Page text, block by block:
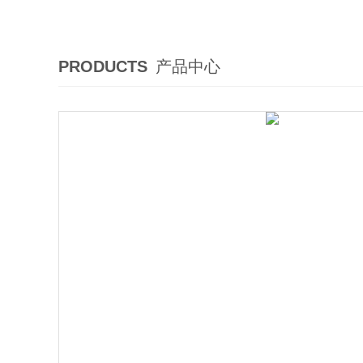
PRODUCTS 产品中心